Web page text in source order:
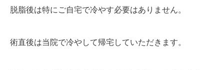
脱脂後は特にご自宅で冷やす必要はありません。
術直後は当院で冷やして帰宅していただきます。